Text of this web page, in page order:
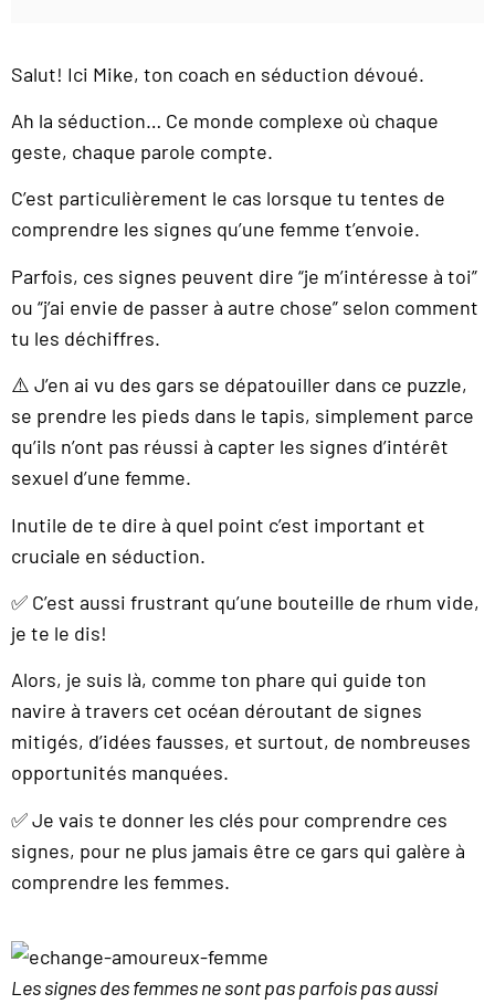
Salut! Ici Mike, ton coach en séduction dévoué.
Ah la séduction… Ce monde complexe où chaque
geste, chaque parole compte.
C’est particulièrement le cas lorsque tu tentes de
comprendre les signes qu’une femme t’envoie.
Parfois, ces signes peuvent dire “je m’intéresse à toi”
ou “j’ai envie de passer à autre chose” selon comment
tu les déchiffres.
⚠️ J’en ai vu des gars se dépatouiller dans ce puzzle,
se prendre les pieds dans le tapis, simplement parce
qu’ils n’ont pas réussi à capter les signes d’intérêt
sexuel d’une femme.
Inutile de te dire à quel point c’est important et
cruciale en séduction.
✅ C’est aussi frustrant qu’une bouteille de rhum vide,
je te le dis!
Alors, je suis là, comme ton phare qui guide ton
navire à travers cet océan déroutant de signes
mitigés, d’idées fausses, et surtout, de nombreuses
opportunités manquées.
✅ Je vais te donner les clés pour comprendre ces
signes, pour ne plus jamais être ce gars qui galère à
comprendre les femmes.
Les signes des femmes ne sont pas parfois pas aussi